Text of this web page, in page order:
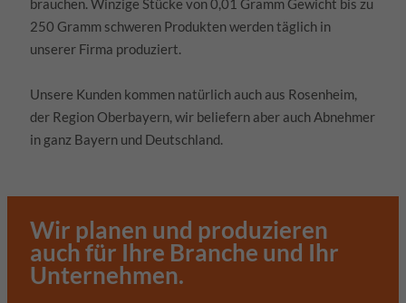
brauchen. Winzige Stücke von 0,01 Gramm Gewicht bis zu
250 Gramm schweren Produkten werden täglich in
unserer Firma produziert.
Unsere Kunden kommen natürlich auch aus Rosenheim,
der Region Oberbayern, wir beliefern aber auch Abnehmer
in ganz Bayern und Deutschland.
Wir planen und produzieren
auch für Ihre Branche und Ihr
Unternehmen.